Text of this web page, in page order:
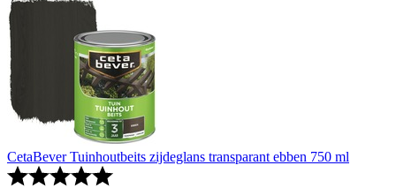
CetaBever Tuinhoutbeits zijdeglans transparant ebben 750 ml